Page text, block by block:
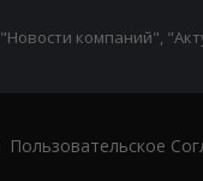
компаний",
Пользовательское